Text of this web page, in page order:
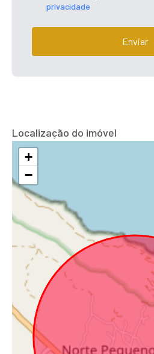
privacidade
Enviar
Localização do imóvel
+
−